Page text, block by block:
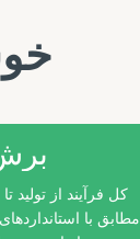
کل فرآیند از تولید
مطابق با